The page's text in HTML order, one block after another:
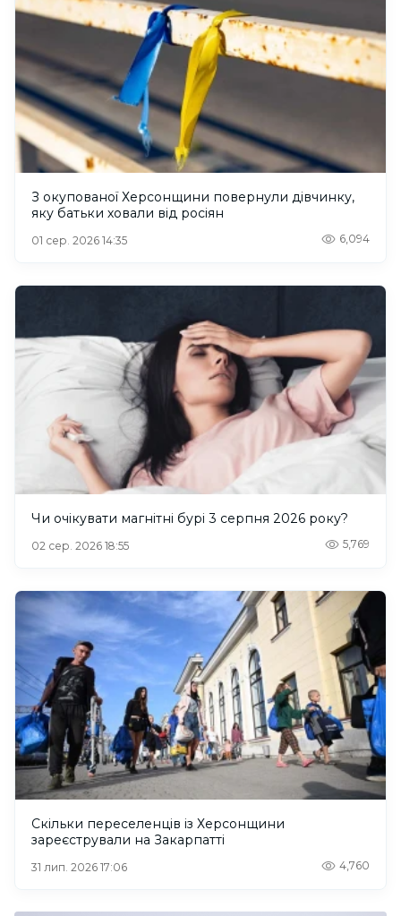
З окупованої Херсонщини повернули дівчинку,
яку батьки ховали від росіян
01 сер. 2026 14:35 6,094
Чи очікувати магнітні бурі 3 серпня 2026 року?
02 сер. 2026 18:55 5,769
Скільки переселенців із Херсонщини
зареєстрували на Закарпатті
31 лип. 2026 17:06 4,760